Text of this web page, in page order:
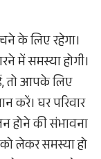
के लिए रहेगा।
में समस्या होगी।
तो आपके लिए
करें। घर परिवार
होने की संभावना
लेकर समस्या हो